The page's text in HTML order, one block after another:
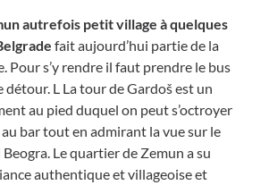
autrefois petit village à quelques
fait aujourd’hui partie de la
Pour s’y rendre il faut prendre le bus
détour. L La tour de Gardoš est un
au pied duquel on peut s’octroyer
bar tout en admirant la vue sur le
Le quartier de Zemun a su
authentique et villageoise et